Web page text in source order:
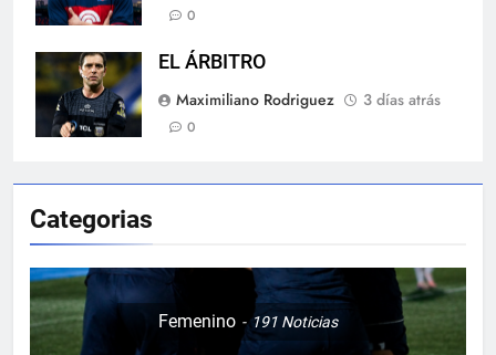
0
EL ÁRBITRO
Maximiliano Rodriguez
3 días atrás
0
Categorias
Femenino 191 Noticias